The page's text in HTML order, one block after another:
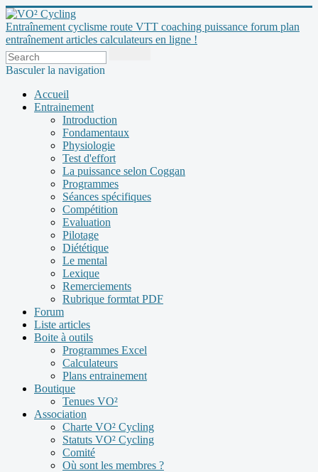
Entraînement cyclisme route VTT coaching puissance forum plan
entraînement articles calculateurs en ligne !
Basculer la navigation
Accueil
Entrainement
Introduction
Fondamentaux
Physiologie
Test d'effort
La puissance selon Coggan
Programmes
Séances spécifiques
Compétition
Evaluation
Pilotage
Diététique
Le mental
Lexique
Remerciements
Rubrique formtat PDF
Forum
Liste articles
Boite à outils
Programmes Excel
Calculateurs
Plans entrainement
Boutique
Tenues VO²
Association
Charte VO² Cycling
Statuts VO² Cycling
Comité
Où sont les membres ?